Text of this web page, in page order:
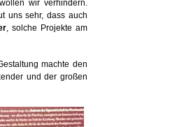
wir verhindern.
uns sehr, dass auch
, solche Projekte am
machte den
und der großen